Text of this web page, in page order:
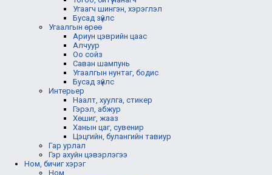
Угаагч шингэн, хэрэглэл
Бусад зүйлс
Угаалгын өрөө
Ариун цэврийн цаас
Алчуур
Оо сойз
Саван шампунь
Угаалгын нунтаг, бодис
Бусад зүйлс
Интерьер
Наалт, хуулга, стикер
Гэрэл, абжур
Хөшиг, жааз
Ханын цаг, сувенир
Цэцгийн, булангийн тавиур
Гар урлал
Гэр ахуйн цэвэрлэгээ
Ном, бичиг хэрэг
Ном